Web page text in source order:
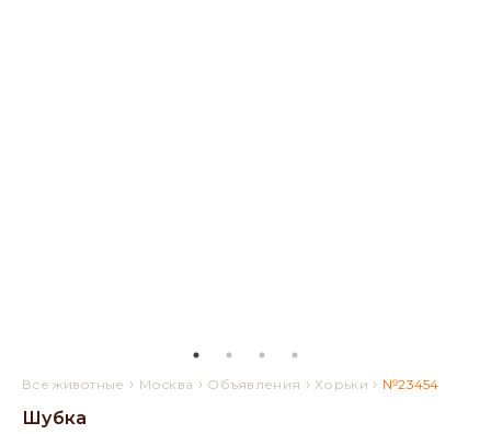
Все животные › Москва › Объявления ›Хорьки › №23454
Шубка